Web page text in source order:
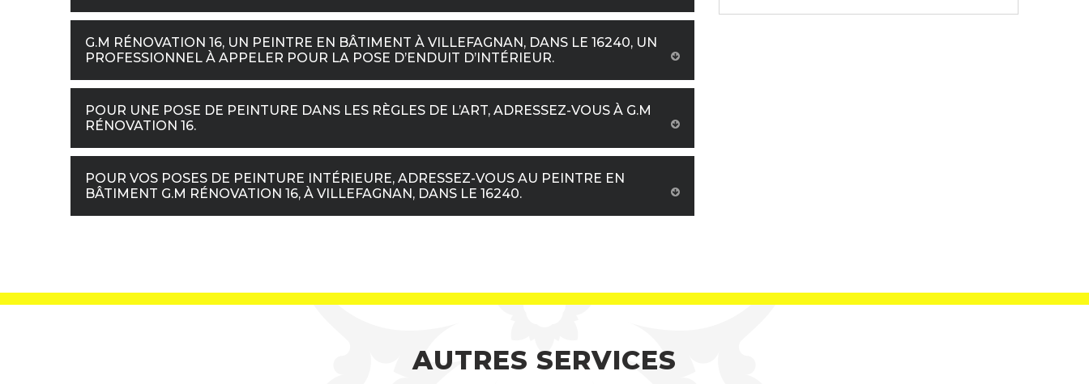
G.M RÉNOVATION 16, UN PEINTRE EN BÂTIMENT À VILLEFAGNAN, DANS LE 16240, UN
PROFESSIONNEL À APPELER POUR LA POSE D’ENDUIT D’INTÉRIEUR.
POUR UNE POSE DE PEINTURE DANS LES RÈGLES DE L’ART, ADRESSEZ-VOUS À G.M
RÉNOVATION 16.
POUR VOS POSES DE PEINTURE INTÉRIEURE, ADRESSEZ-VOUS AU PEINTRE EN
BÂTIMENT G.M RÉNOVATION 16, À VILLEFAGNAN, DANS LE 16240.
AUTRES SERVICES